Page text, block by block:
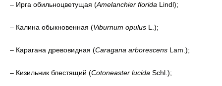
– Ирга обильноцветущая (Amelanchier florida Lindl);
– Калина обыкновенная (Viburnum opulus L.);
– Карагана древовидная (Caragana arborescens Lam.);
– Кизильник блестящий (Cotoneaster lucida Schl.);